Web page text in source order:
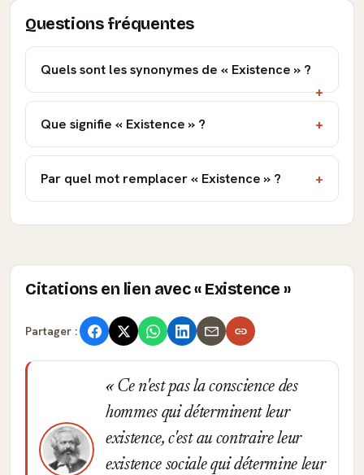
Questions fréquentes
Quels sont les synonymes de « Existence » ?
Que signifie « Existence » ?
Par quel mot remplacer « Existence » ?
Citations en lien avec « Existence »
Partager :
Ce n'est pas la conscience des
hommes qui déterminent leur
existence, c'est au contraire leur
existence sociale qui détermine leur